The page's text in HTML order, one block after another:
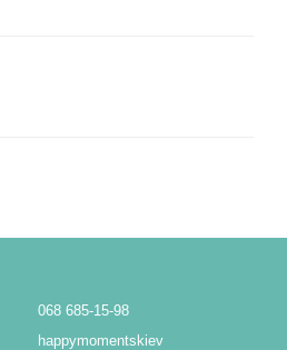
068 685-15-98
happymomentskiev